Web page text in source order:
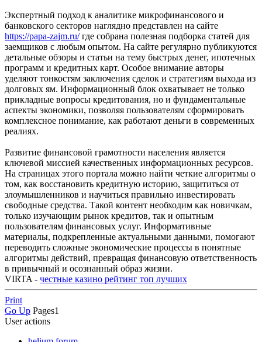
Экспертный подход к аналитике микрофинансового и
банковского секторов наглядно представлен на сайте
https://papa-zajm.ru/где собрана полезная подборка статей для
заемщиков с любым опытом. На сайте регулярно публикуются
детальные обзоры и статьи на тему быстрых денег, ипотечных
программ и кредитных карт. Особое внимание авторы
уделяют тонкостям заключения сделок и стратегиям выхода из
долговых ям. Информационный блок охватывает не только
прикладные вопросы кредитования, но и фундаментальные
аспекты экономики, позволяя пользователям сформировать
комплексное понимание, как работают деньги в современных
реалиях.
Развитие финансовой грамотности населения является
ключевой миссией качественных информационных ресурсов.
На страницах этого портала можно найти четкие алгоритмы о
том, как восстановить кредитную историю, защититься от
злоумышленников и научиться правильно инвестировать
свободные средства. Такой контент необходим как новичкам,
только изучающим рынок кредитов, так и опытным
пользователям финансовых услуг. Информативные
материалы, подкрепленные актуальными данными, помогают
переводить сложные экономические процессы в понятные
алгоритмы действий, превращая финансовую ответственность
в привычный и осознанный образ жизни.
VIRTA - честные казино рейтинг топ лучших
Print
Go Up Pages1
User actions